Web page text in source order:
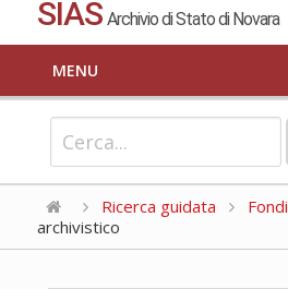
SIAS Archivio di Stato di Novara
MENU
Ricerca guidata Fondi
archivistico